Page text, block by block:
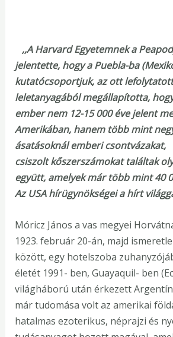
,,A Harvard Egyetemnek a
jelentette, hogy a Puebla-ba
kutatócsoportjuk, az ott
leletanyagából megállapította,
ember nem 12-15 000 éve jelent
Amerikában, hanem több mint
ásatásoknál emberi csontvázakat,
csiszolt kőszerszámokat találtak
együtt, amelyek már több mint 40
Az USA hírügynökségei a hírt
Móricz János a vas megyei
1923. február 20-án, majd
között, egy hotelszoba
életét 1991- ben, Guayaquil- ben
világháború után érkezett
már tudomása volt az amerikai
hatalmas ezoterikus, néprajzi és